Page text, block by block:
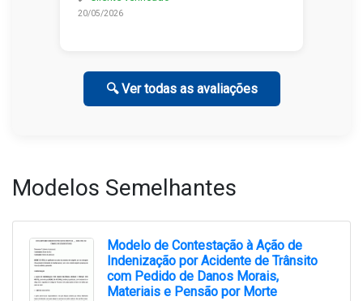
20/05/2026
🔍 Ver todas as avaliações
Modelos Semelhantes
Modelo de Contestação à Ação de
Indenização por Acidente de Trânsito
com Pedido de Danos Morais,
Materiais e Pensão por Morte